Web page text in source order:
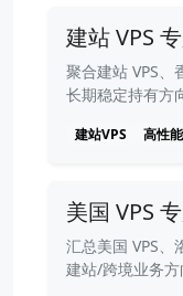
建站 VPS
聚合建站 VPS
长期稳定持有方
建站VPS 高性
美国 VPS
汇总美国 VPS、
建站/跨境业务方